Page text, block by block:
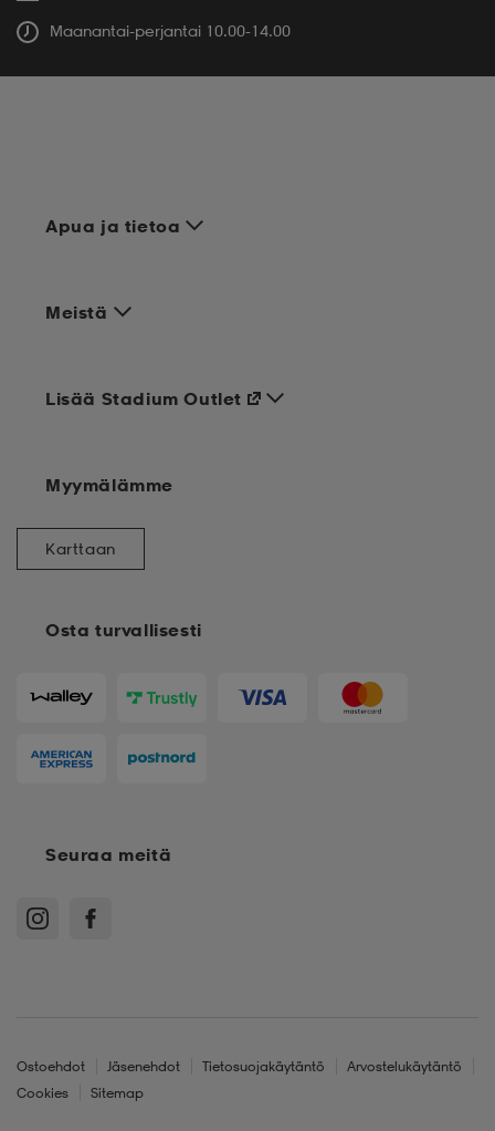
Maanantai-perjantai 10.00-14.00
Apua ja tietoa
Meistä
Osta turvallisesti
Lisää Stadium Outlet
Myymälämme
Karttaan
Seuraa meitä
Ostoehdot Jäsenehdot Tietosuojakäytäntö
Arvostelukäytäntö
Cookies
Sitemap